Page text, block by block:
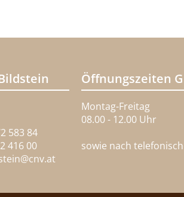
583 84
416 00
cnv.at
Öffnungszeiten
Montag-Freitag
08.00 - 12.00 Uhr
sowie nach